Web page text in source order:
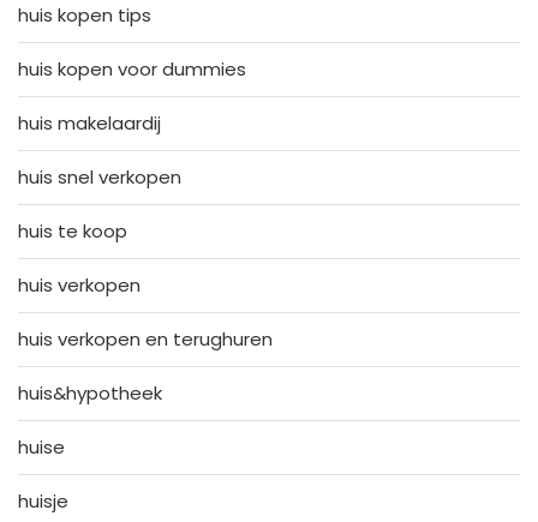
huis kopen tips
huis kopen voor dummies
huis makelaardij
huis snel verkopen
huis te koop
huis verkopen
huis verkopen en terughuren
huis&hypotheek
huise
huisje